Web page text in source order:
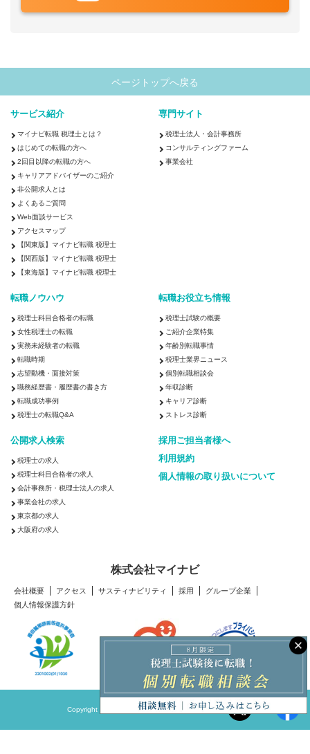
ページトップへ戻る
サービス紹介
マイナビ転職 税理士とは？
はじめての転職の方へ
2回目以降の転職の方へ
キャリアアドバイザーのご紹介
非公開求人とは
よくあるご質問
Web面談サービス
アクセスマップ
【関東版】マイナビ転職 税理士
【関西版】マイナビ転職 税理士
【東海版】マイナビ転職 税理士
専門サイト
税理士法人・会計事務所
コンサルティングファーム
事業会社
転職ノウハウ
税理士科目合格者の転職
女性税理士の転職
実務未経験者の転職
転職時期
志望動機・面接対策
職務経歴書・履歴書の書き方
転職成功事例
税理士の転職Q&A
転職お役立ち情報
税理士試験の概要
ご紹介企業特集
年齢別転職事情
税理士業界ニュース
個別転職相談会
年収診断
キャリア診断
ストレス診断
公開求人検索
税理士の求人
税理士科目合格者の求人
会計事務所・税理士法人の求人
事業会社の求人
東京都の求人
大阪府の求人
採用ご担当者様へ
利用規約
個人情報の取り扱いについて
株式会社マイナビ
会社概要 アクセス サスティナビリティ 採用
グループ企業
個人情報保護方針
Copyright © Mynavi Corporation